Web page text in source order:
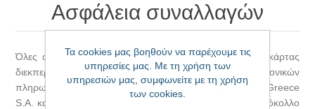
Ασφάλεια συναλλαγών
Όλες οι πληρωμές που πραγματοποιούνται με χρήση κάρτας
διεκπεραιώνονται μέσω της πλατφόρμας ηλεκτρονικών
πληρωμών "Nexi e-Commerce" της Nexi Payments Greece
S.A. και χρησιμοποιεί κρυπτογράφηση TLS 1.2 με πρωτόκολλο
Τα cookies μας βοηθούν να παρέχουμε τις
υπηρεσίες μας. Με τη χρήση των
υπηρεσιών μας, συμφωνείτε με τη χρήση
των cookies.